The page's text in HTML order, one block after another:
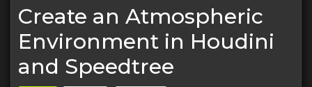
Create an Atmospheric
Environment in Houdini
and Speedtree